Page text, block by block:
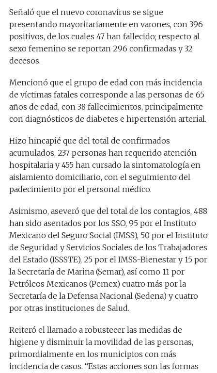
Señaló que el nuevo coronavirus se sigue
presentando mayoritariamente en varones, con 396
positivos, de los cuales 47 han fallecido; respecto al
sexo femenino se reportan 296 confirmadas y 32
decesos.
Mencionó que el grupo de edad con más incidencia
de víctimas fatales corresponde a las personas de 65
años de edad, con 38 fallecimientos, principalmente
con diagnósticos de diabetes e hipertensión arterial.
Hizo hincapié que del total de confirmados
acumulados, 237 personas han requerido atención
hospitalaria y 455 han cursado la sintomatología en
aislamiento domiciliario, con el seguimiento del
padecimiento por el personal médico.
Asimismo, aseveró que del total de los contagios, 488
han sido asentados por los SSO, 95 por el Instituto
Mexicano del Seguro Social (IMSS), 50 por el Instituto
de Seguridad y Servicios Sociales de los Trabajadores
del Estado (ISSSTE), 25 por el IMSS-Bienestar y 15 por
la Secretaría de Marina (Semar), así como 11 por
Petróleos Mexicanos (Pemex) cuatro más por la
Secretaría de la Defensa Nacional (Sedena) y cuatro
por otras instituciones de Salud.
Reiteró el llamado a robustecer las medidas de
higiene y disminuir la movilidad de las personas,
primordialmente en los municipios con más
incidencia de casos. “Estas acciones son las formas